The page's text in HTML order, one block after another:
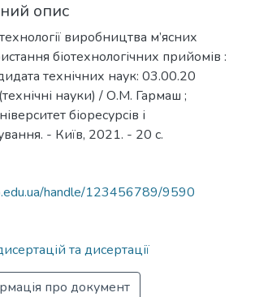
опис
виробництва м’ясних
біотехнологічних прийомів :
технічних наук: 03.00.20
науки) / О.М. Гармаш ;
біоресурсів і
- Київ, 2021. - 20 с.
handle/123456789/9590
та дисертації
про документ